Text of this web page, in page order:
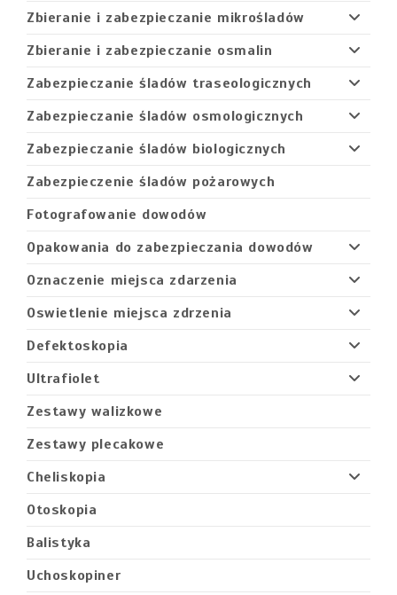
Zbieranie i zabezpieczanie mikrośladów
Zbieranie i zabezpieczanie osmalin
Zabezpieczanie śladów traseologicznych
Zabezpieczanie śladów osmologicznych
Zabezpieczanie śladów biologicznych
Zabezpieczenie śladów pożarowych
Fotografowanie dowodów
Opakowania do zabezpieczania dowodów
Oznaczenie miejsca zdarzenia
Oswietlenie miejsca zdrzenia
Defektoskopia
Ultrafiolet
Zestawy walizkowe
Zestawy plecakowe
Cheliskopia
Otoskopia
Balistyka
Uchoskopiner